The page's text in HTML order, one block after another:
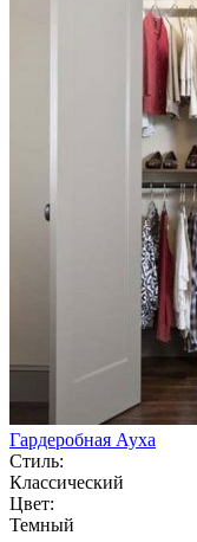
Гардеробная Ауха
Стиль:
Классический
Цвет:
Темный